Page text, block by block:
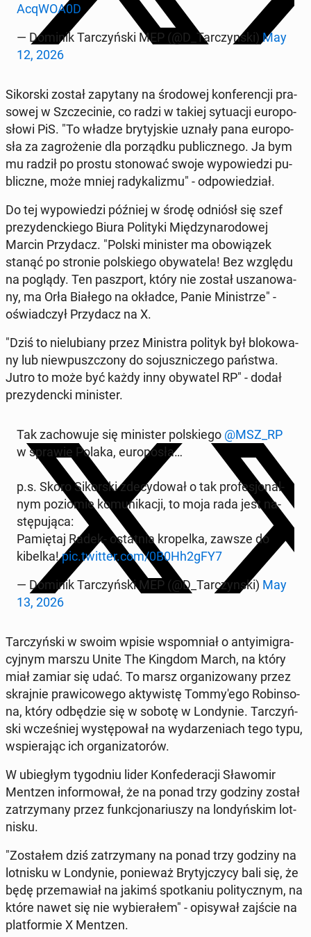
AcqWOA0D
— Dominik Tar­czyń­ski MEP (@D_Tar­czyn­ski) May
12, 2026
Si­kor­ski został za­py­ta­ny na śro­do­wej kon­fe­ren­cji pra­
so­wej w Szcze­ci­nie, co radzi w takiej sy­tu­acji eu­ro­po­
sło­wi PiS. "To władze bry­tyj­skie uznały pana eu­ro­po­
sła za za­gro­że­nie dla po­rząd­ku pu­blicz­ne­go. Ja bym
mu radził po prostu sto­no­wać swoje wy­po­wie­dzi pu­
blicz­ne, może mniej ra­dy­ka­li­zmu" - od­po­wie­dział.
Do tej wy­po­wie­dzi później w środę odniósł się szef
pre­zy­denc­kie­go Biura Po­li­ty­ki Mię­dzy­na­ro­do­wej
Marcin Przy­dacz. "Polski mi­ni­ster ma obo­wią­zek
stanąć po stronie pol­skie­go oby­wa­te­la! Bez względu
na poglądy. Ten pasz­port, który nie został usza­no­wa­
ny, ma Orła Białego na okładce, Panie Mi­ni­strze" -
oświad­czył Przy­dacz na X.
"Dziś to nie­lu­bia­ny przez Mi­ni­stra polityk był blo­ko­wa­
ny lub nie­wpusz­czo­ny do so­jusz­ni­cze­go państwa.
Jutro to może być każdy inny oby­wa­tel RP" - dodał
pre­zy­denc­ki mi­ni­ster.
Tak za­cho­wu­je się mi­ni­ster pol­skie­go @MSZ_RP
w sprawie Polaka, eu­ro­po­sła…
p.s. Skoro Si­kor­ski zde­cy­do­wał o tak pro­fe­sjo­nal­
nym po­zio­mie ko­mu­ni­ka­cji, to moja rada jest na­
stę­pu­ją­ca:
Pa­mię­taj Radek- ostat­nia kro­pel­ka, zawsze do
kibelka!pic.twitter.com/0B0Hh2gFY7
— Dominik Tar­czyń­ski MEP (@D_Tar­czyn­ski) May
13, 2026
Tar­czyń­ski w swoim wpisie wspo­mniał o an­ty­imi­gra­
cyj­nym marszu Unite The Kingdom March, na który
miał zamiar się udać. To marsz or­ga­ni­zo­wa­ny przez
skraj­nie pra­wi­co­we­go ak­ty­wi­stę Tom­my­'e­go Ro­bin­so­
na, który od­bę­dzie się w sobotę w Lon­dy­nie. Tar­czyń­
ski wcze­śniej wy­stę­po­wał na wy­da­rze­niach tego typu,
wspie­ra­jąc ich or­ga­ni­za­to­rów.
W ubie­głym ty­go­dniu lider Kon­fe­de­ra­cji Sła­wo­mir
Mentzen in­for­mo­wał, że na ponad trzy godziny został
za­trzy­ma­ny przez funk­cjo­na­riu­szy na lon­dyń­skim lot­
ni­sku.
"Zo­sta­łem dziś za­trzy­ma­ny na ponad trzy godziny na
lot­ni­sku w Lon­dy­nie, po­nie­waż Bry­tyj­czy­cy bali się, że
będę prze­ma­wiał na jakimś spo­tka­niu po­li­tycz­nym, na
które nawet się nie wy­bie­ra­łem" - opi­sy­wał zajście na
plat­for­mie X Mentzen.